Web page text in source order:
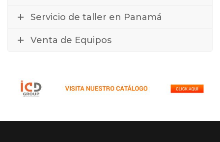
Servicio de taller en Panamá
Venta de Equipos